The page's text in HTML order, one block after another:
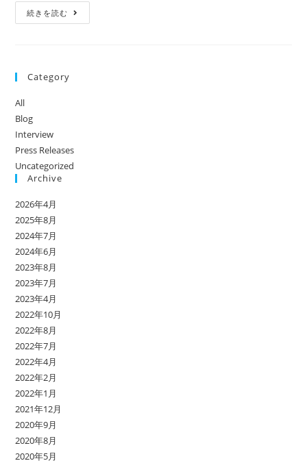
続きを読む
Category
All
Blog
Interview
Press Releases
Uncategorized
Archive
2026年4月
2025年8月
2024年7月
2024年6月
2023年8月
2023年7月
2023年4月
2022年10月
2022年8月
2022年7月
2022年4月
2022年2月
2022年1月
2021年12月
2020年9月
2020年8月
2020年5月